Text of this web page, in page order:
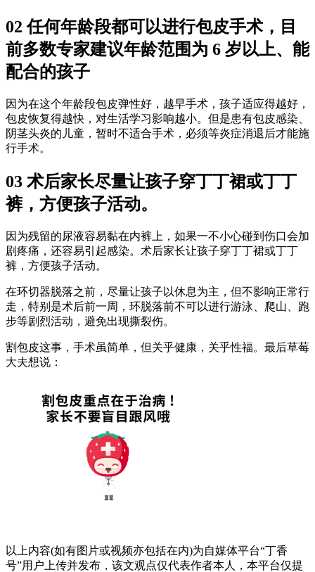
02 任何年龄段都可以进行包皮手术，目
前多数专家建议年龄范围为 6 岁以上、能
配合的孩子
因为在这个年龄段包皮弹性好，越早手术，孩子适应得越好，
包皮恢复得越快，对生活学习影响越小。但是患有包皮感染、
阴茎头炎的儿童，暂时不适合手术，必须等炎症消退后才能施
行手术。
03 术后家长尽量让孩子穿丁丁裙或丁丁
裤，方便孩子活动。
因为残留的尿液容易黏在内裤上，如果一不小心碰到伤口会加
剧疼痛，还容易引起感染。术后家长让孩子穿丁丁裙或丁丁
裤，方便孩子活动。
在环切器脱落之前，尽量让孩子以休息为主，但不影响正常行
走，特别是术后前一周，环脱落前不可以进行游泳、爬山、跑
步等剧烈活动，避免出现撕裂伤。
割包皮这事，手术虽简单，但关乎健康，关乎性福。最后草莓
大夫想说：
以上内容(如有图片或视频亦包括在内)为自媒体平台“丁香
号”用户上传并发布，该文观点仅代表作者本人，本平台仅提